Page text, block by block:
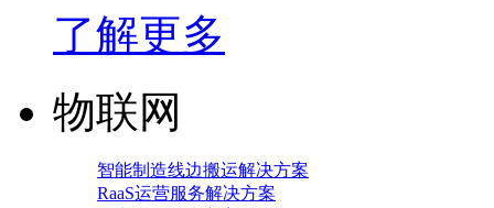
了解更多
物联网
智能制造线边搬运解决方案
RaaS运营服务解决方案